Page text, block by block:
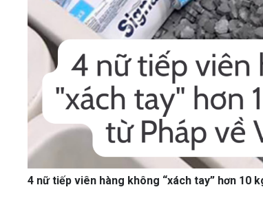
4 nữ tiếp viên hàng không “xách tay” hơn 10